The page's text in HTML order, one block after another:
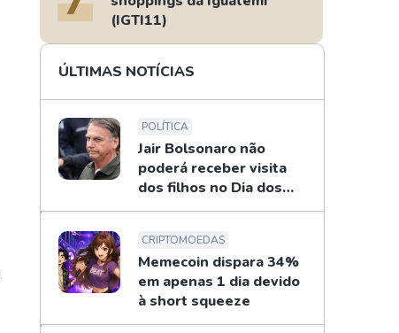
(IGTI11)
ÚLTIMAS NOTÍCIAS
POLÍTICA
Jair Bolsonaro não
poderá receber visita
dos filhos no Dia dos
Pais
CRIPTOMOEDAS
Memecoin dispara 34%
em apenas 1 dia devido
à short squeeze